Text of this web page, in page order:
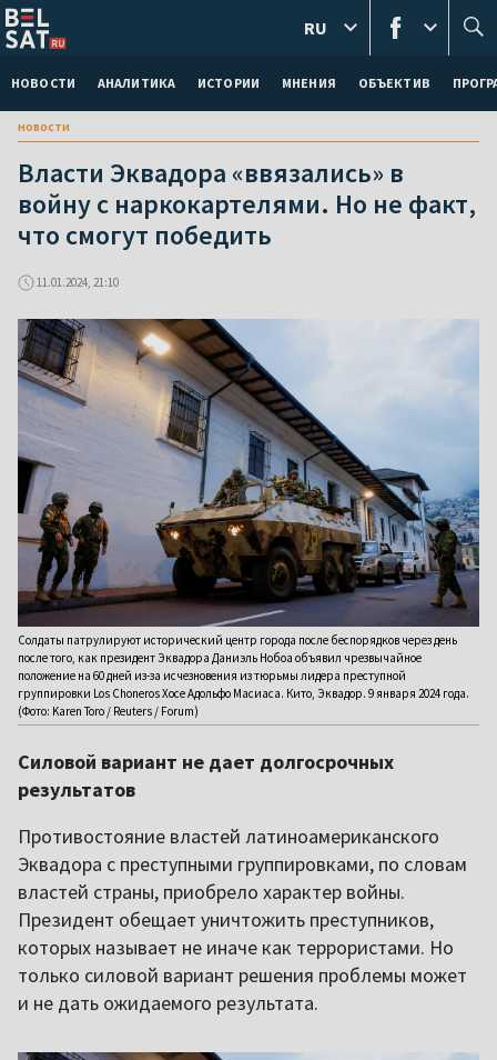
НОВОСТИ АНАЛИТИКА ИСТОРИИ МНЕНИЯ ОБЪЕКТИВ
RU
новости
Власти Эквадора «ввязались» в
войну с наркокартелями. Но не факт,
что смогут победить
11.01.2024, 21:10
Солдаты патрулируют исторический центр города после беспорядков через день
после того, как президент Эквадора Даниэль Нобоа объявил чрезвычайное
положение на 60 дней из-за исчезновения из тюрьмы лидера преступной
группировки Los Choneros Хосе Адольфо Масиаса. Кито, Эквадор. 9 января 2024 года.
(Фото: Karen Toro / Reuters / Forum)
Силовой вариант не дает долгосрочных
результатов
Противостояние властей латиноамериканского
Эквадора с преступными группировками, по словам
властей страны, приобрело характер войны.
Президент обещает уничтожить преступников,
которых называет не иначе как террористами. Но
только силовой вариант решения проблемы может
и не дать ожидаемого результата.